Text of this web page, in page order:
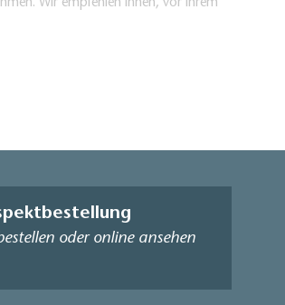
Wir empfehlen Ihnen, vor Ihrem
oder online ansehen